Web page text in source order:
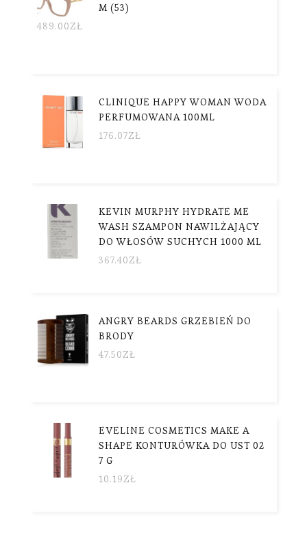
M (53)
489.00ZŁ
CLINIQUE HAPPY WOMAN WODA
PERFUMOWANA 100ML
176.07ZŁ
KEVIN MURPHY HYDRATE ME
WASH SZAMPON NAWILŻAJĄCY
DO WŁOSÓW SUCHYCH 1000 ML
367.40ZŁ
ANGRY BEARDS GRZEBIEŃ DO
BRODY
47.50ZŁ
EVELINE COSMETICS MAKE A
SHAPE KONTURÓWKA DO UST 02
7 G
10.19ZŁ